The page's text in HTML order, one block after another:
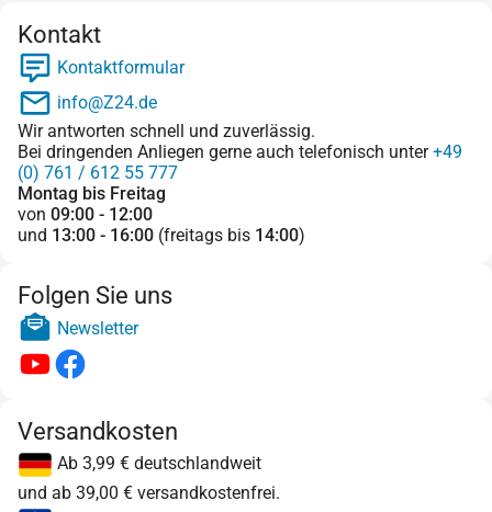
Kontakt
Kontaktformular
info@Z24.de
Wir antworten schnell und zuverlässig.
Bei dringenden Anliegen gerne auch telefonisch unter+49
(0) 761 / 612 55 777
Montag bis Freitag
von 09:00 - 12:00
und 13:00 - 16:00 (freitags bis 14:00)
Folgen Sie uns
Newsletter
Versandkosten
Ab 3,99 € deutschlandweit
und ab 39,00 € versandkostenfrei.